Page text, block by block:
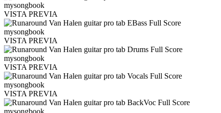
VISTA PREVIA
VISTA PREVIA
VISTA PREVIA
VISTA PREVIA